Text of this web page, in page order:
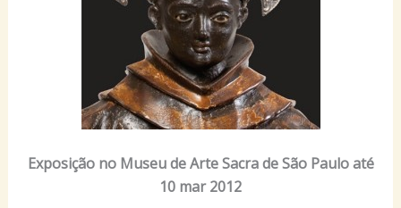
Exposição no Museu de Arte Sacra de São Paulo até
10 mar 2012